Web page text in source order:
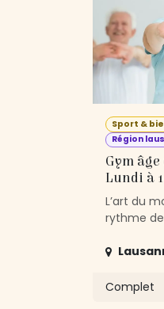
Sport &
Région
Gym
Lundi à
L’art du
rythme
Complet